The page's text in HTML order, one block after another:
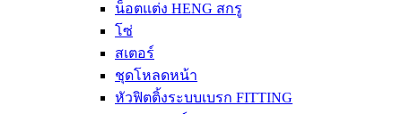
น็อตแต่ง HENG สกรู
โซ่
สเตอร์
ชุดโหลดหน้า
หัวฟิตติ้งระบบเบรก FITTING